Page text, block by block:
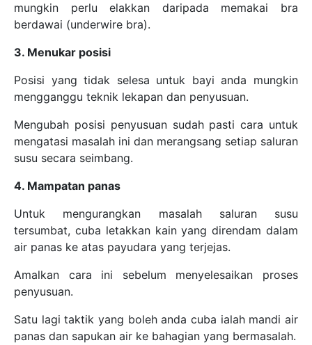
mungkin perlu elakkan daripada memakai bra
berdawai (underwire bra).
3. Menukar posisi
Posisi yang tidak selesa untuk bayi anda mungkin
mengganggu teknik lekapan dan penyusuan.
Mengubah posisi penyusuan sudah pasti cara untuk
mengatasi masalah ini dan merangsang setiap saluran
susu secara seimbang.
4. Mampatan panas
Untuk mengurangkan masalah saluran susu
tersumbat, cuba letakkan kain yang direndam dalam
air panas ke atas payudara yang terjejas.
Amalkan cara ini sebelum menyelesaikan proses
penyusuan.
Satu lagi taktik yang boleh anda cuba ialah mandi air
panas dan sapukan air ke bahagian yang bermasalah.